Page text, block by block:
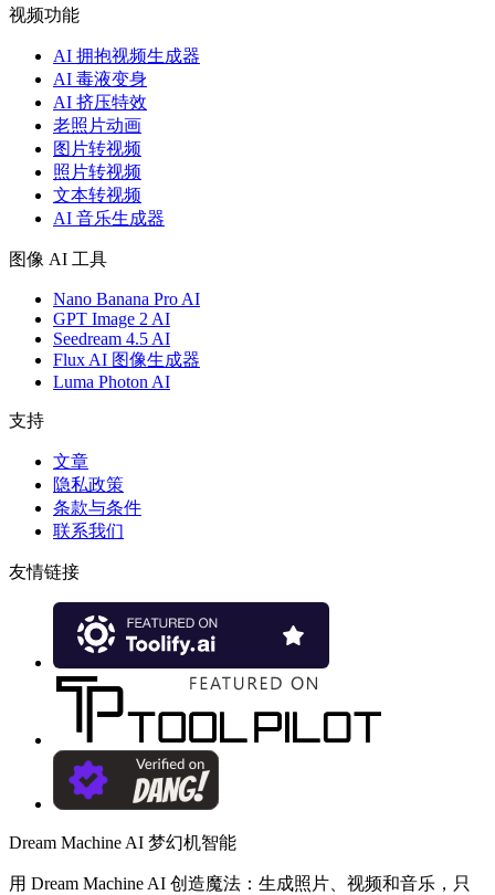
视频功能
AI 拥抱视频生成器
AI 毒液变身
AI 挤压特效
老照片动画
图片转视频
照片转视频
文本转视频
AI 音乐生成器
图像 AI 工具
Nano Banana Pro AI
GPT Image 2 AI
Seedream 4.5 AI
Flux AI 图像生成器
Luma Photon AI
支持
文章
隐私政策
条款与条件
联系我们
友情链接
Dream Machine AI 梦幻机智能
用 Dream Machine AI 创造魔法：生成照片、视频和音乐，只